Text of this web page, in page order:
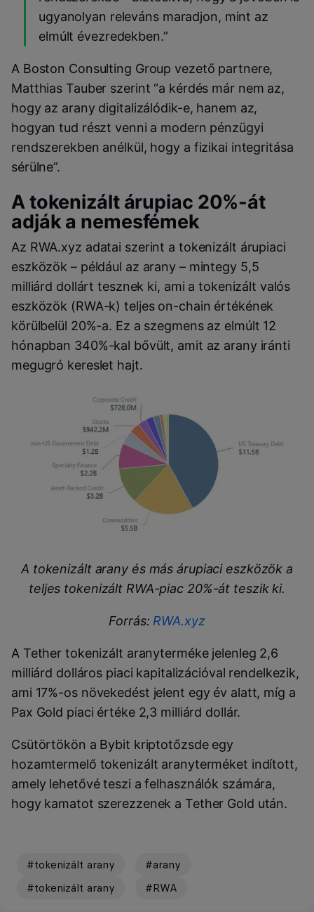
ugyanolyan releváns maradjon, mint az
elmúlt évezredekben.”
A Boston Consulting Group vezető partnere,
Matthias Tauber szerint “a kérdés már nem az,
hogy az arany digitalizálódik-e, hanem az,
hogyan tud részt venni a modern pénzügyi
rendszerekben anélkül, hogy a fizikai integritása
sérülne”.
A tokenizált árupiac 20%-át
adják a nemesfémek
Az RWA.xyz adatai szerint a tokenizált árupiaci
eszközök – például az arany – mintegy 5,5
milliárd dollárt tesznek ki, ami a tokenizált valós
eszközök (RWA-k) teljes on-chain értékének
körülbelül 20%-a. Ez a szegmens az elmúlt 12
hónapban 340%-kal bővült, amit az arany iránti
megugró kereslet hajt.
A tokenizált arany és más árupiaci eszközök a
teljes tokenizált RWA-piac 20%-át teszik ki.
Forrás: RWA.xyz
A Tether tokenizált aranyterméke jelenleg 2,6
milliárd dolláros piaci kapitalizációval rendelkezik,
ami 17%-os növekedést jelent egy év alatt, míg a
Pax Gold piaci értéke 2,3 milliárd dollár.
Csütörtökön a Bybit kriptotőzsde egy
hozamtermelő tokenizált aranyterméket indított,
amely lehetővé teszi a felhasználók számára,
hogy kamatot szerezzenek a Tether Gold után.
#tokenizált arany
#arany
#tokenizált arany
#RWA